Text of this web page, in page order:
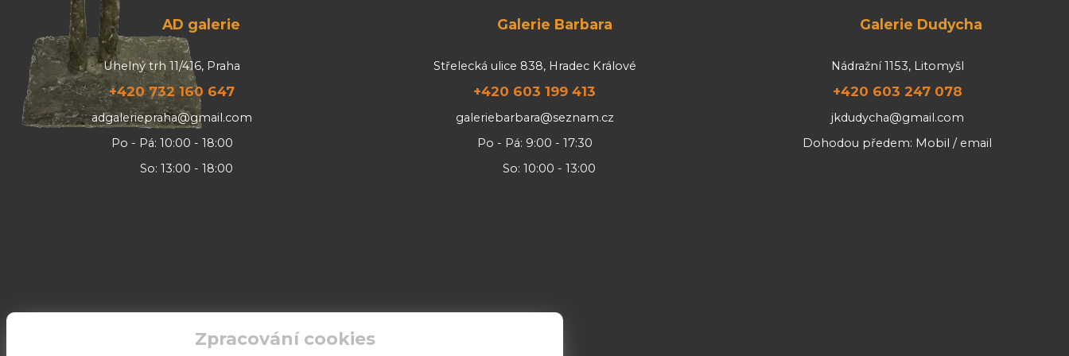
AD galerie
Uhelný trh 11/416, Praha
+420 732 160 647
adgaleriepraha@gmail.com
Po - Pá: 10:00 - 18:00
So: 13:00 - 18:00
Galerie Barbara
Střelecká ulice 838, Hradec Králové
+420 603 199 413
galeriebarbara@seznam.cz
Po - Pá: 9:00 - 17:30
So: 10:00 - 13:00
Galerie Dudycha
Nádražní 1153, Litomyšl
+420 603 247 078
jkdudycha@gmail.com
Dohodou předem: Mobil / email
Zpracování cookies